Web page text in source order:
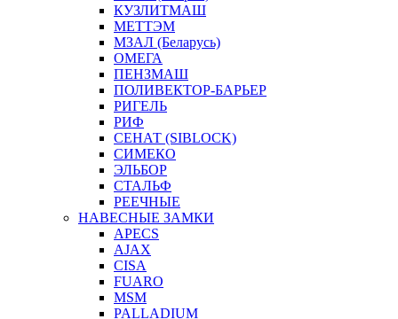
КУЗЛИТМАШ
МЕТТЭМ
МЗАЛ (Беларусь)
ОМЕГА
ПЕНЗМАШ
ПОЛИВЕКТОР-БАРЬЕР
РИГЕЛЬ
РИФ
СЕНАТ (SIBLOCK)
СИМЕКО
ЭЛЬБОР
СТАЛЬФ
РЕЕЧНЫЕ
НАВЕСНЫЕ ЗАМКИ
APECS
AJAX
CISA
FUARO
MSM
PALLADIUM